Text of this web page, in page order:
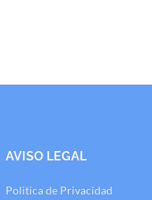
AVISO LEGAL
Politica de Privacidad